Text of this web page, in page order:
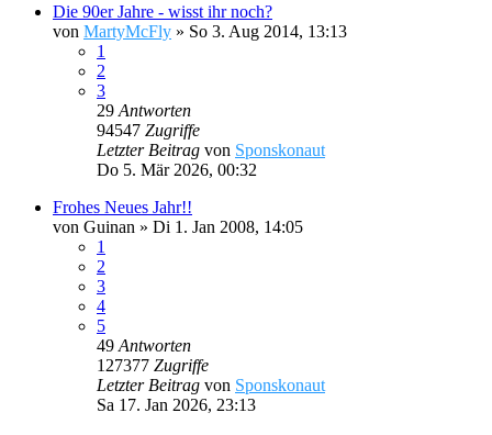
Die 90er Jahre - wisst ihr noch?
von MartyMcFly » So 3. Aug 2014, 13:13
1
2
3
29 Antworten
94547 Zugriffe
Letzter Beitrag von Sponskonaut
Do 5. Mär 2026, 00:32
Frohes Neues Jahr!!
von Guinan » Di 1. Jan 2008, 14:05
1
2
3
4
5
49 Antworten
127377 Zugriffe
Letzter Beitrag von Sponskonaut
Sa 17. Jan 2026, 23:13